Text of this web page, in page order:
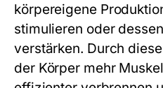
körpereigene
stimulieren oder
verstärken. Durch
der Körper mehr